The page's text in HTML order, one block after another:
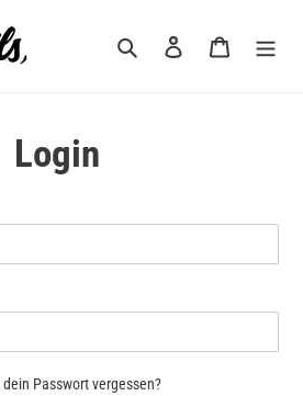
Suchen Einloggen Warenkorb
Login
dein Passwort vergessen?